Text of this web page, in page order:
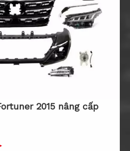
2015 nâng cấp